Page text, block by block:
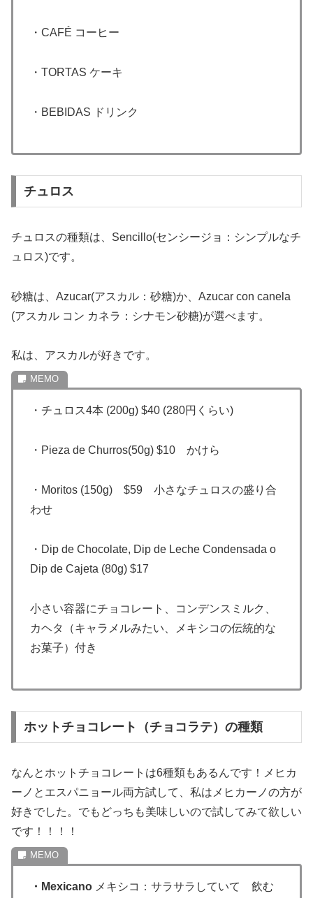
・CAFÉ コーヒー
・TORTAS ケーキ
・BEBIDAS ドリンク
チュロス
チュロスの種類は、Sencillo(センシージョ：シンプルなチ
ュロス)です。
砂糖は、Azucar(アスカル：砂糖)か、Azucar con canela
(アスカル コン カネラ：シナモン砂糖)が選べます。
私は、アスカルが好きです。
・チュロス4本 (200g) $40 (280円くらい)
・Pieza de Churros(50g) $10 かけら
・Moritos (150g) $59 小さなチュロスの盛り合
わせ
・Dip de Chocolate, Dip de Leche Condensada o
Dip de Cajeta (80g) $17
小さい容器にチョコレート、コンデンスミルク、
カヘタ（キャラメルみたい、メキシコの伝統的な
お菓子）付き
ホットチョコレート（チョコラテ）の種類
なんとホットチョコレートは6種類もあるんです！メヒカ
ーノとエスパニョール両方試して、私はメヒカーノの方が
好きでした。でもどっちも美味しいので試してみて欲しい
です！！！！
・Mexicano メキシコ：サラサラしていて 飲む